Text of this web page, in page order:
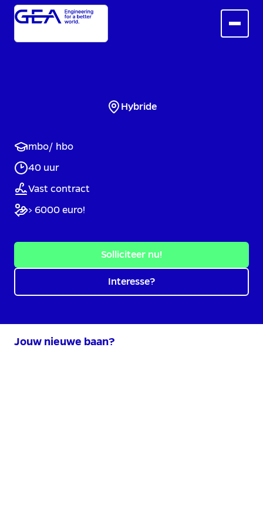
Hybride
mbo/ hbo
40 uur
Vast contract
> 6000 euro!
Solliciteer nu!
Interesse?
Jouw nieuwe baan?